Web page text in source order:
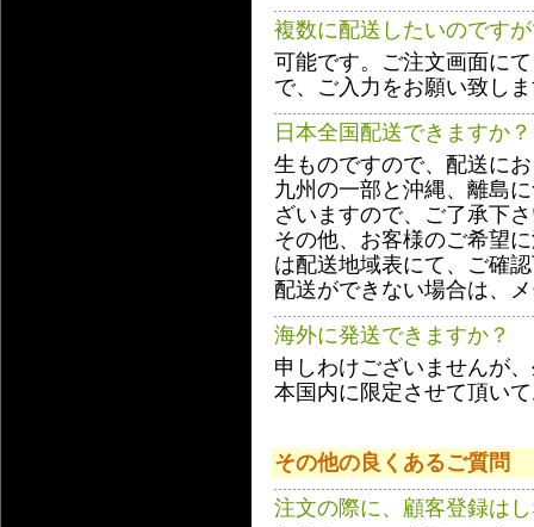
複数に配送したいのです
可能です。ご注文画面に
で、ご入力をお願い致し
日本全国配送できますか？
生ものですので、配送に
九州の一部と沖縄、離島
ざいますので、ご了承下
その他、お客様のご希望
は配送地域表にて、ご確
配送ができない場合は、
海外に発送できますか？
申しわけございませんが
本国内に限定させて頂い
その他の良くあるご質問
注文の際に、顧客登録は